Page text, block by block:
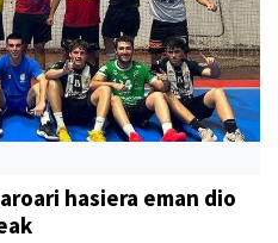
hasiera eman dio